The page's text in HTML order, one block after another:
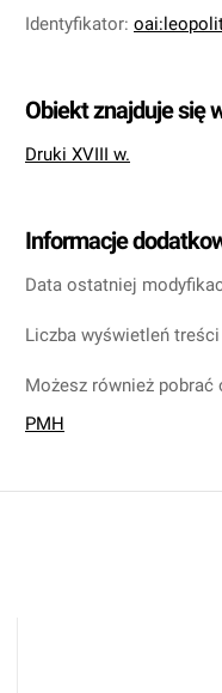
Identyfikator:
Obiekt znajduje się
Druki XVIII w.
Informacje
Data ostatniej
Liczba wyświetleń
Możesz również
PMH